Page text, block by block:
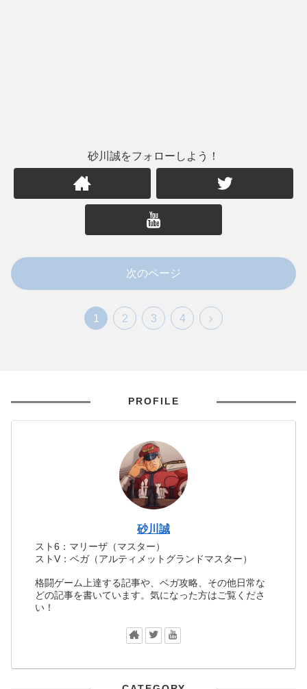
砂川誠をフォローしよう！
次のページ
1 2 3 4
PROFILE
砂川誠
スト6：マリーザ（マスター）
ストV：ベガ（アルティメットグランドマスター）
格闘ゲーム上達する記事や、ベガ攻略、その他日常な
どの記事を書いています。気になった方はご覧くださ
い！